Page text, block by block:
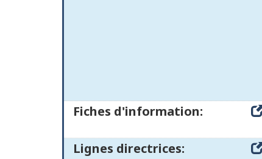
Fiches d'information:
Lignes directrices: